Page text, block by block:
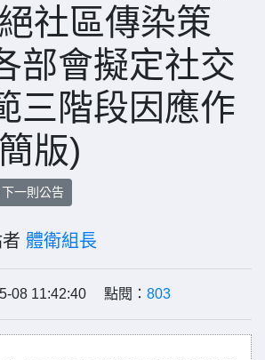
社區傳染策
部會擬定社交
三階段因應作
版)
下一則公告
體衛組長
08 11:42:40 點閱： 803